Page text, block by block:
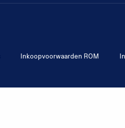
Inkoopvoorwaarden ROM